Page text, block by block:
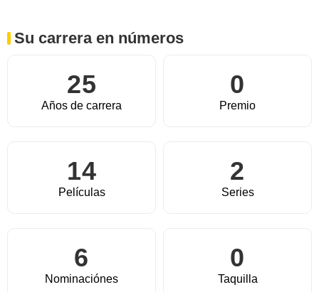
Su carrera en números
25
Años de carrera
0
Premio
14
Películas
2
Series
6
Nominaciónes
0
Taquilla